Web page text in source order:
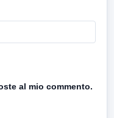
al mio commento.